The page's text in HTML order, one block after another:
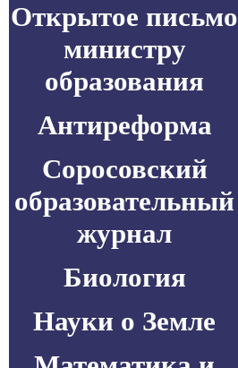
Открытое письмо
министру
образования
Антиреформа
Соросовский
образовательный
журнал
Биология
Науки о Земле